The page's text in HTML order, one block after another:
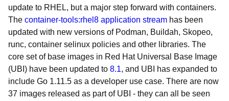
update to RHEL, but a major step forward with containers.
The container-tools:rhel8 application stream has been
updated with new versions of Podman, Buildah, Skopeo,
runc, container selinux policies and other libraries. The
core set of base images in Red Hat Universal Base Image
(UBI) have been updated to 8.1, and UBI has expanded to
include Go 1.11.5 as a developer use case. There are now
37 images released as part of UBI - they can all be seen